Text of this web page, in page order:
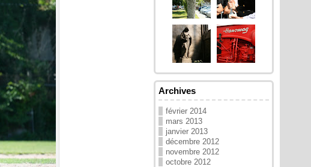
Archives
février 2014
mars 2013
janvier 2013
décembre 2012
novembre 2012
octobre 2012